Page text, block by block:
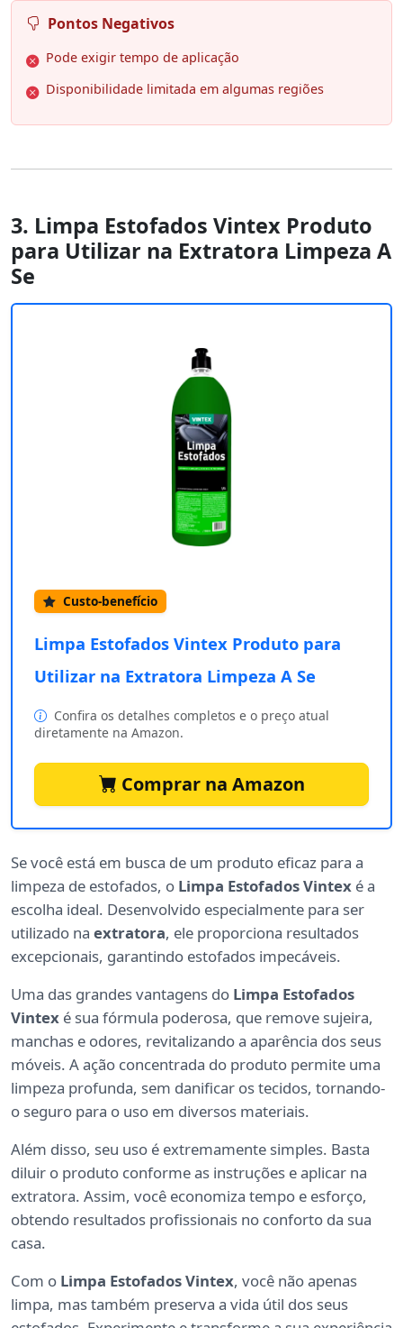
Pontos Negativos
Pode exigir tempo de aplicação
Disponibilidade limitada em algumas regiões
3. Limpa Estofados Vintex Produto
para Utilizar na Extratora Limpeza A
Se
Custo-benefício
Limpa Estofados Vintex Produto para
Utilizar na Extratora Limpeza A Se
Confira os detalhes completos e o preço atual
diretamente na Amazon.
Comprar na Amazon
Se você está em busca de um produto eficaz para a
limpeza de estofados, o Limpa Estofados Vintex é a
escolha ideal. Desenvolvido especialmente para ser
utilizado na extratora, ele proporciona resultados
excepcionais, garantindo estofados impecáveis.
Uma das grandes vantagens do Limpa Estofados
Vintex é sua fórmula poderosa, que remove sujeira,
manchas e odores, revitalizando a aparência dos seus
móveis. A ação concentrada do produto permite uma
limpeza profunda, sem danificar os tecidos, tornando-
o seguro para o uso em diversos materiais.
Além disso, seu uso é extremamente simples. Basta
diluir o produto conforme as instruções e aplicar na
extratora. Assim, você economiza tempo e esforço,
obtendo resultados profissionais no conforto da sua
casa.
Com o Limpa Estofados Vintex, você não apenas
limpa, mas também preserva a vida útil dos seus